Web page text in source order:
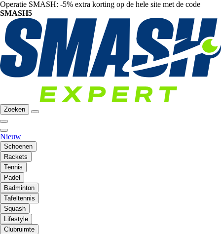
Operatie SMASH: -5% extra korting op de hele site met de code
SMASH5
Zoeken
Nieuw
Schoenen
Rackets
Tennis
Padel
Badminton
Tafeltennis
Squash
Lifestyle
Clubruimte